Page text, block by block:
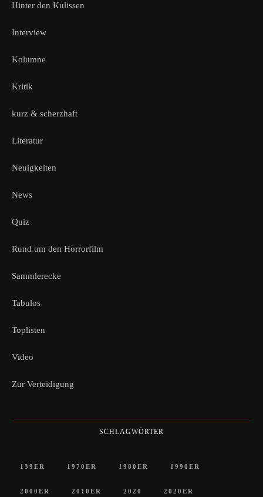
Hinter den Kulissen
Interview
Kolumne
Kritik
kurz & scherzhaft
Literatur
Neuigkeiten
News
Quiz
Rund um den Horrorfilm
Sammlerecke
Tabulos
Toplisten
Video
Zur Verteidigung
SCHLAGWÖRTER
139ER 1970ER 1980ER 1990ER
2000ER 2010ER 2020 2020ER